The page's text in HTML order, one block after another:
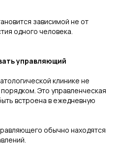
зависимой не от
одного человека.
управляющий
клинике не
Это управленческая
встроена в ежедневную
обычно находятся